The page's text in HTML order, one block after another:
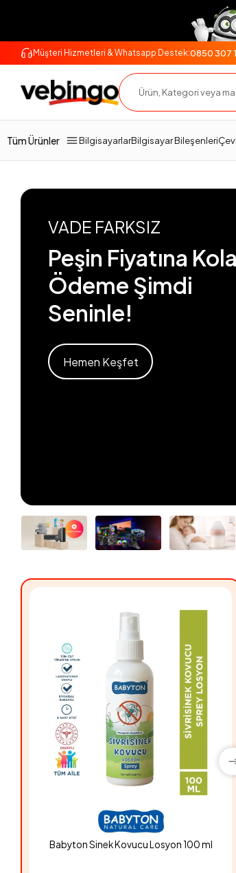
Müşteri Hizmetleri & Whatsapp Destek:0850 307
Tüm Ürünler BilgisayarlarBilgisayar Bileşenleri
VADE FARKSIZ
Peşin Fiyatına
Ödeme Şimdi
Seninle!
Hemen Keşfet
Babyton Sinek Kovucu Losyon 100 ml